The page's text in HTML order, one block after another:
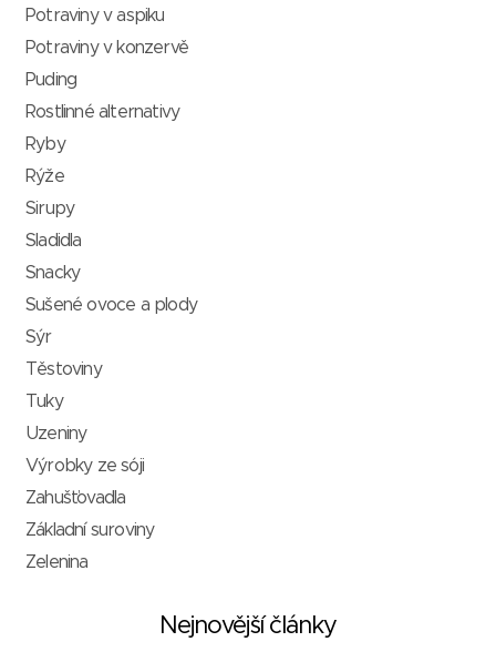
Potraviny v aspiku
Potraviny v konzervě
Puding
Rostlinné alternativy
Ryby
Rýže
Sirupy
Sladidla
Snacky
Sušené ovoce a plody
Sýr
Těstoviny
Tuky
Uzeniny
Výrobky ze sóji
Zahušťovadla
Základní suroviny
Zelenina
Nejnovější články